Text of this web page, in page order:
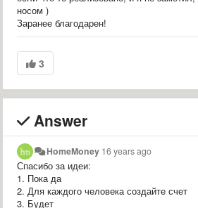
носом )
Заранее благодарен!
3
Answer
HomeMoney 16 years ago
Спасибо за идеи:
1. Пока да
2. Для каждого человека создайте счет
3. Будет